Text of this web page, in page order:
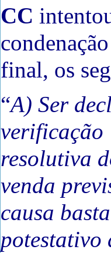
CC
final, os
“A) Ser
verificação
resolutiva
venda
causa
potestativo